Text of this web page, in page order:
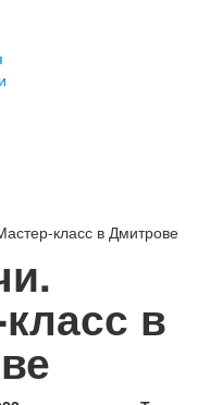
класс в Дмитрове
в